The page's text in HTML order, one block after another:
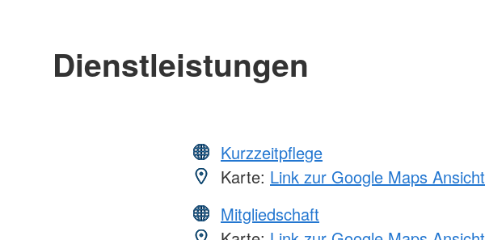
Dienstleistungen
Kurzzeitpflege
Karte: Link zur Google Maps Ansicht
Mitgliedschaft